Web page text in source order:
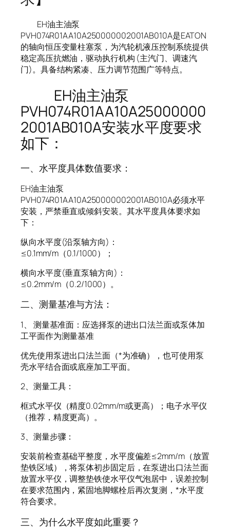
EH油主油泵
PVH074R01AA10A250000002001AB010A是EATON
的轴向恒压变量柱塞泵，为汽轮机液压控制系统提供
稳定高压抗燃油，驱动执行机构 (主汽门、调速汽
门)。具备结构紧凑、压力调节范围广等特点。
EH油主油泵
PVH074R01AA10A25000000
2001AB010A安装水平度要求
如下：
一、水平度具体数值要求：
EH油主油泵
PVH074R01AA10A250000002001AB010A必须水平
安装，严禁垂直或倾斜安装。其水平度具体要求如
下：
纵向水平度(沿泵轴方向)：
≤0.1mm/m（0.1/1000）；
横向水平度(垂直泵轴方向)：
≤0.2mm/m（0.2/1000）。
二、测量基准与方法：
1、 测量基准面：应选择泵的进出口法兰面或泵体加
工平面作为测量基准
优先使用泵进出口法兰面（*为准确），也可使用泵
壳水平结合面或底座加工平面。
2、测量工具：
框式水平仪（精度0.02mm/m或更高）；电子水平仪
（推荐，精度更高）。
3、测量步骤：
安装前检查基础平整度，水平度偏差≤2mm/m（放置
垫铁区域），将泵体初步固定后，在泵进出口法兰面
放置水平仪，调整垫铁使水平仪气泡居中，误差控制
在要求范围内，紧固地脚螺栓后再次复测，*水平度
符合要求。
三、为什么水平度如此重要？